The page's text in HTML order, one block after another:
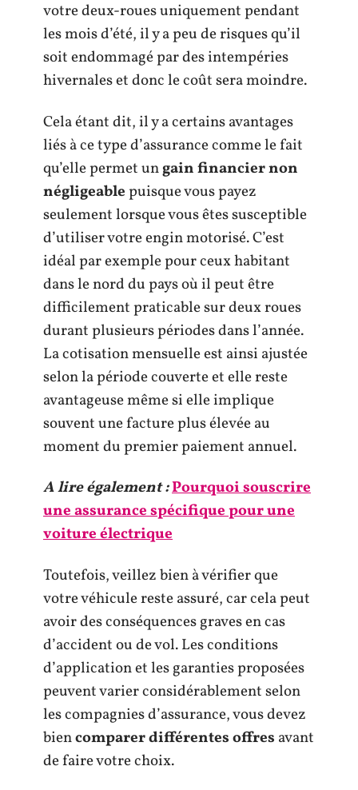
votre deux-roues uniquement pendant
les mois d’été, il y a peu de risques qu’il
soit endommagé par des intempéries
hivernales et donc le coût sera moindre.
Cela étant dit, il y a certains avantages
liés à ce type d’assurance comme le fait
qu’elle permet ungain financier non
négligeablepuisque vous payez
seulement lorsque vous êtes susceptible
d’utiliser votre engin motorisé. C’est
idéal par exemple pour ceux habitant
dans le nord du pays où il peut être
difficilement praticable sur deux roues
durant plusieurs périodes dans l’année.
La cotisation mensuelle est ainsi ajustée
selon la période couverte et elle reste
avantageuse même si elle implique
souvent une facture plus élevée au
moment du premier paiement annuel.
A lire également :Pourquoi souscrire
une assurance spécifique pour une
voiture électrique
Toutefois, veillez bien à vérifier que
votre véhicule reste assuré, car cela peut
avoir des conséquences graves en cas
d’accident ou de vol. Les conditions
d’application et les garanties proposées
peuvent varier considérablement selon
les compagnies d’assurance, vous devez
biencomparer différentes offres avant
de faire votre choix.